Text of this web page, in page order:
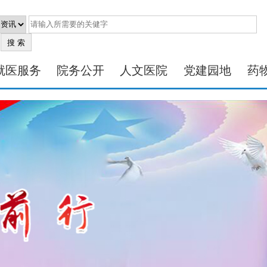
医服务 院务公开 人文医院 党建园地 药